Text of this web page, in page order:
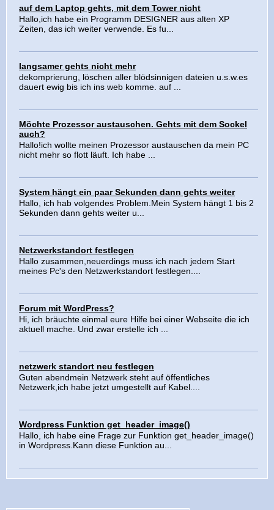
auf dem Laptop gehts, mit dem Tower nicht
Hallo,ich habe ein Programm DESIGNER aus alten XP
Zeiten, das ich weiter verwende. Es fu...
langsamer gehts nicht mehr
dekomprierung, löschen aller blödsinnigen dateien u.s.w.es
dauert ewig bis ich ins web komme. auf ...
Möchte Prozessor austauschen. Gehts mit dem Sockel
auch?
Hallo!ich wollte meinen Prozessor austauschen da mein PC
nicht mehr so flott läuft. Ich habe ...
System hängt ein paar Sekunden dann gehts weiter
Hallo, ich hab volgendes Problem.Mein System hängt 1 bis 2
Sekunden dann gehts weiter u...
Netzwerkstandort festlegen
Hallo zusammen,neuerdings muss ich nach jedem Start
meines Pc's den Netzwerkstandort festlegen....
Forum mit WordPress?
Hi, ich bräuchte einmal eure Hilfe bei einer Webseite die ich
aktuell mache. Und zwar erstelle ich ...
netzwerk standort neu festlegen
Guten abendmein Netzwerk steht auf öffentliches
Netzwerk,ich habe jetzt umgestellt auf Kabel....
Wordpress Funktion get_header_image()
Hallo, ich habe eine Frage zur Funktion get_header_image()
in Wordpress.Kann diese Funktion au...